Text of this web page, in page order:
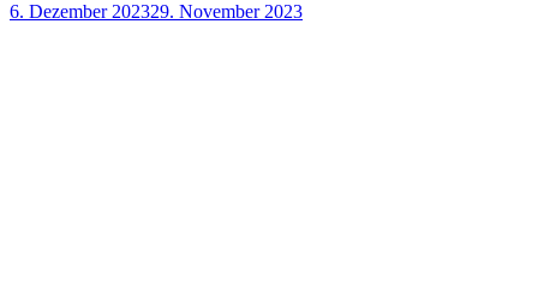
6. Dezember 202329. November 2023